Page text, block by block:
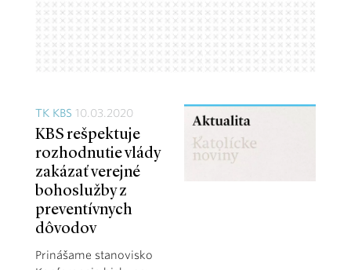
TK KBS 10.03.2020
KBS rešpektuje
rozhodnutie vlády
zakázať verejné
bohoslužby z
preventívnych
dôvodov
Prinášame stanovisko